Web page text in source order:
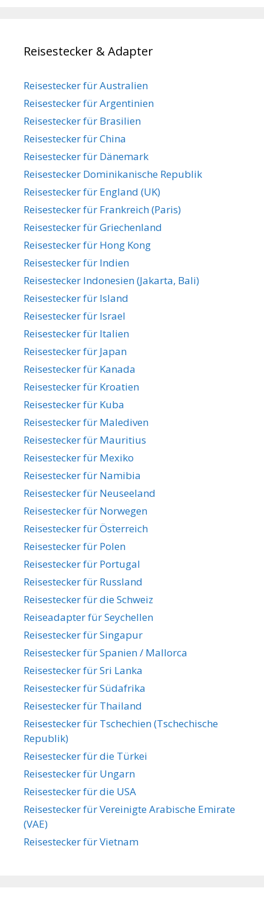
Reisestecker & Adapter
Reisestecker für Australien
Reisestecker für Argentinien
Reisestecker für Brasilien
Reisestecker für China
Reisestecker für Dänemark
Reisestecker Dominikanische Republik
Reisestecker für England (UK)
Reisestecker für Frankreich (Paris)
Reisestecker für Griechenland
Reisestecker für Hong Kong
Reisestecker für Indien
Reisestecker Indonesien (Jakarta, Bali)
Reisestecker für Island
Reisestecker für Israel
Reisestecker für Italien
Reisestecker für Japan
Reisestecker für Kanada
Reisestecker für Kroatien
Reisestecker für Kuba
Reisestecker für Malediven
Reisestecker für Mauritius
Reisestecker für Mexiko
Reisestecker für Namibia
Reisestecker für Neuseeland
Reisestecker für Norwegen
Reisestecker für Österreich
Reisestecker für Polen
Reisestecker für Portugal
Reisestecker für Russland
Reisestecker für die Schweiz
Reiseadapter für Seychellen
Reisestecker für Singapur
Reisestecker für Spanien / Mallorca
Reisestecker für Sri Lanka
Reisestecker für Südafrika
Reisestecker für Thailand
Reisestecker für Tschechien (Tschechische
Republik)
Reisestecker für die Türkei
Reisestecker für Ungarn
Reisestecker für die USA
Reisestecker für Vereinigte Arabische Emirate
(VAE)
Reisestecker für Vietnam